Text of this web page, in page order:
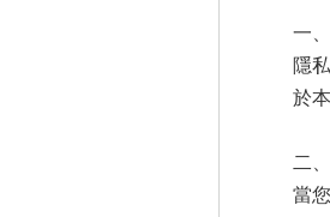
一
隱
於
二
當